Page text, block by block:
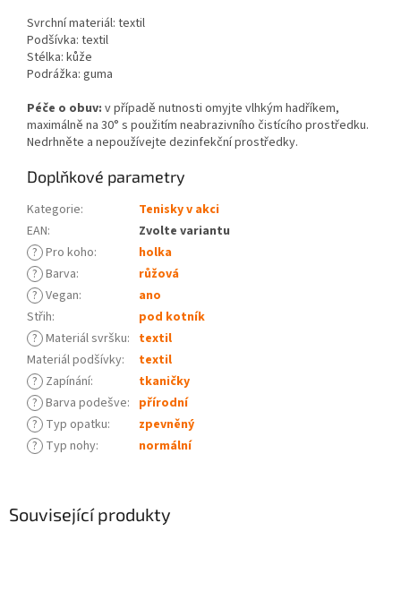
Související produkty
Svrchní materiál: textil
Podšívka: textil
Stélka: kůže
Podrážka: guma
Péče o obuv: v případě nutnosti omyjte vlhkým hadříkem,
maximálně na 30° s použitím neabrazivního čistícího prostředku.
Nedrhněte a nepoužívejte dezinfekční prostředky.
Doplňkové parametry
Kategorie:
Tenisky v akci
EAN:
Zvolte variantu
? Pro koho:
holka
? Barva:
růžová
? Vegan:
ano
Střih:
pod kotník
? Materiál svršku: textil
Materiál podšívky:
textil
? Zapínání:
tkaničky
? Barva podešve: přírodní
? Typ opatku:
zpevněný
? Typ nohy: normální